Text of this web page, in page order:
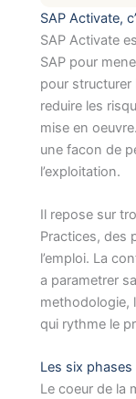
SAP Activate,
SAP Activate
SAP pour
pour
reduire les
mise en
une facon de
l’exploitation.
Il repose sur
Practices, des
l’emploi. La
a parametrer
methodologie,
qui rythme le
Les six phases
Le coeur de la